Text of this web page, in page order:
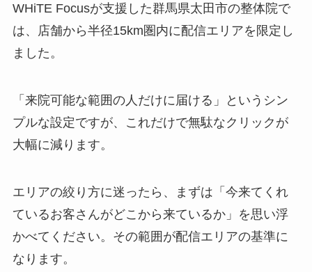
WHiTE Focusが支援した群馬県太田市の整体院で
は、店舗から半径15km圏内に配信エリアを限定し
ました。
「来院可能な範囲の人だけに届ける」というシン
プルな設定ですが、これだけで無駄なクリックが
大幅に減ります。
エリアの絞り方に迷ったら、まずは「今来てくれ
ているお客さんがどこから来ているか」を思い浮
かべてください。その範囲が配信エリアの基準に
なります。